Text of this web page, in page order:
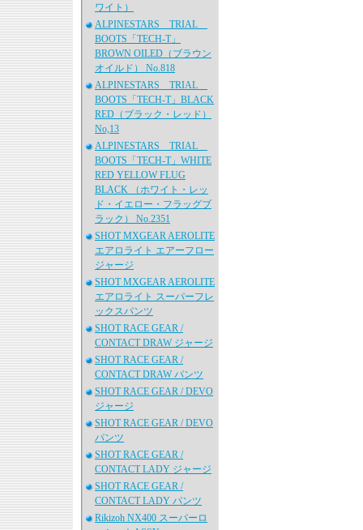
ワイト）
ALPINESTARS TRIAL
BOOTS「TECH-T」
BROWN OILED（ブラウン
オイルド） No.818
ALPINESTARS TRIAL
BOOTS「TECH-T」BLACK
RED（ブラック・レッド）
No,13
ALPINESTARS TRIAL
BOOTS「TECH-T」WHITE
RED YELLOW FLUG
BLACK （ホワイト・レッ
ド・イエロー・フラッグブ
ラック） No.2351
SHOT MXGEAR AEROLITE
エアロライト エアーフロー
ジャージ
SHOT MXGEAR AEROLITE
エアロライト スーパーフレ
ックスパンツ
SHOT RACE GEAR /
CONTACT DRAW ジャージ
SHOT RACE GEAR /
CONTACT DRAW パンツ
SHOT RACE GEAR / DEVO
ジャージ
SHOT RACE GEAR / DEVO
パンツ
SHOT RACE GEAR /
CONTACT LADY ジャージ
SHOT RACE GEAR /
CONTACT LADY パンツ
Rikizoh NX400 スーパーロ